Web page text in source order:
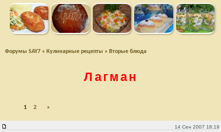
Форумы SAY7 » Кулинарные рецепты » Вторые блюда
Лагман
1 2 »
14 Сен 2007 18:19